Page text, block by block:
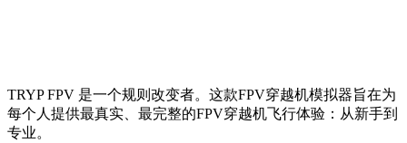
TRYP FPV 是一个规则改变者。这款FPV穿越机模拟器旨在为
每个人提供最真实、最完整的FPV穿越机飞行体验：从新手到
专业。